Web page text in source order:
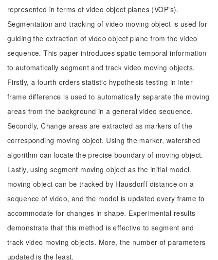
represented in terms of video object planes (VOP's).
Segmentation and tracking of video moving object is used for
guiding the extraction of video object plane from the video
sequence. This paper introduces spatio temporal information
to automatically segment and track video moving objects.
Firstly, a fourth orders statistic hypothesis testing in inter
frame difference is used to automatically separate the moving
areas from the background in a general video sequence.
Secondly, Change areas are extracted as markers of the
corresponding moving object. Using the marker, watershed
algorithm can locate the precise boundary of moving object.
Lastly, using segment moving object as the initial model,
moving object can be tracked by Hausdorff distance on a
sequence of video, and the model is updated every frame to
accommodate for changes in shape. Experimental results
demonstrate that this method is effective to segment and
track video moving objects. More, the number of parameters
updated is the least.